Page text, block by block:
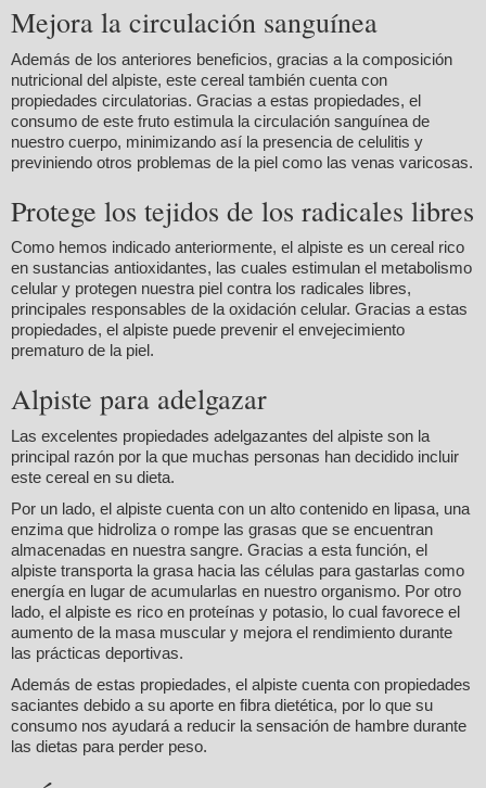
Mejora la circulación sanguínea
Además de los anteriores beneficios, gracias a la composición
nutricional del alpiste, este cereal también cuenta con
propiedades circulatorias. Gracias a estas propiedades, el
consumo de este fruto estimula la circulación sanguínea de
nuestro cuerpo, minimizando así la presencia de celulitis y
previniendo otros problemas de la piel como las venas varicosas.
Protege los tejidos de los radicales libres
Como hemos indicado anteriormente, el alpiste es un cereal rico
en sustancias antioxidantes, las cuales estimulan el metabolismo
celular y protegen nuestra piel contra los radicales libres,
principales responsables de la oxidación celular. Gracias a estas
propiedades, el alpiste puede prevenir el envejecimiento
prematuro de la piel.
Alpiste para adelgazar
Las excelentes propiedades adelgazantes del alpiste son la
principal razón por la que muchas personas han decidido incluir
este cereal en su dieta.
Por un lado, el alpiste cuenta con un alto contenido en lipasa, una
enzima que hidroliza o rompe las grasas que se encuentran
almacenadas en nuestra sangre. Gracias a esta función, el
alpiste transporta la grasa hacia las células para gastarlas como
energía en lugar de acumularlas en nuestro organismo. Por otro
lado, el alpiste es rico en proteínas y potasio, lo cual favorece el
aumento de la masa muscular y mejora el rendimiento durante
las prácticas deportivas.
Además de estas propiedades, el alpiste cuenta con propiedades
saciantes debido a su aporte en fibra dietética, por lo que su
consumo nos ayudará a reducir la sensación de hambre durante
las dietas para perder peso.